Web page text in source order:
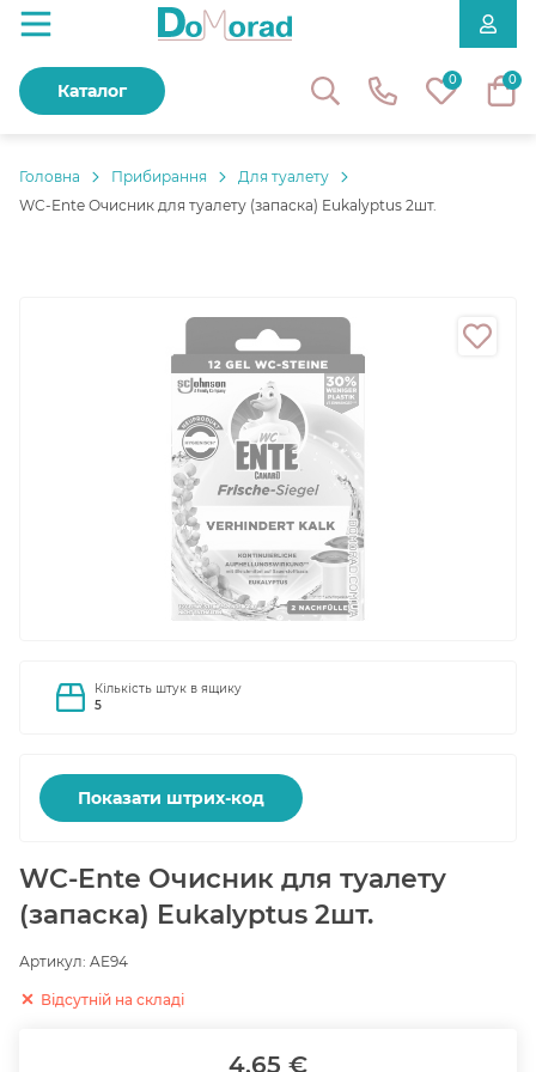
0 0
Каталог
Головнa Прибирання
Для туалету
WC-Ente Очисник для туалету (запаска) Eukalyptus 2шт.
Кількість штук в ящику
5
Показати штрих-код
WC-Ente Очисник для туалету
(запаска) Eukalyptus 2шт.
Артикул: AE94
Відсутній на складі
4.65 €